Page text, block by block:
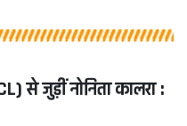
से जुड़ीं नोनिता कालरा :